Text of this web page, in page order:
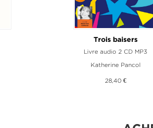
Trois baisers
Livre audio 2 CD MP3
Katherine Pancol
28,40 €